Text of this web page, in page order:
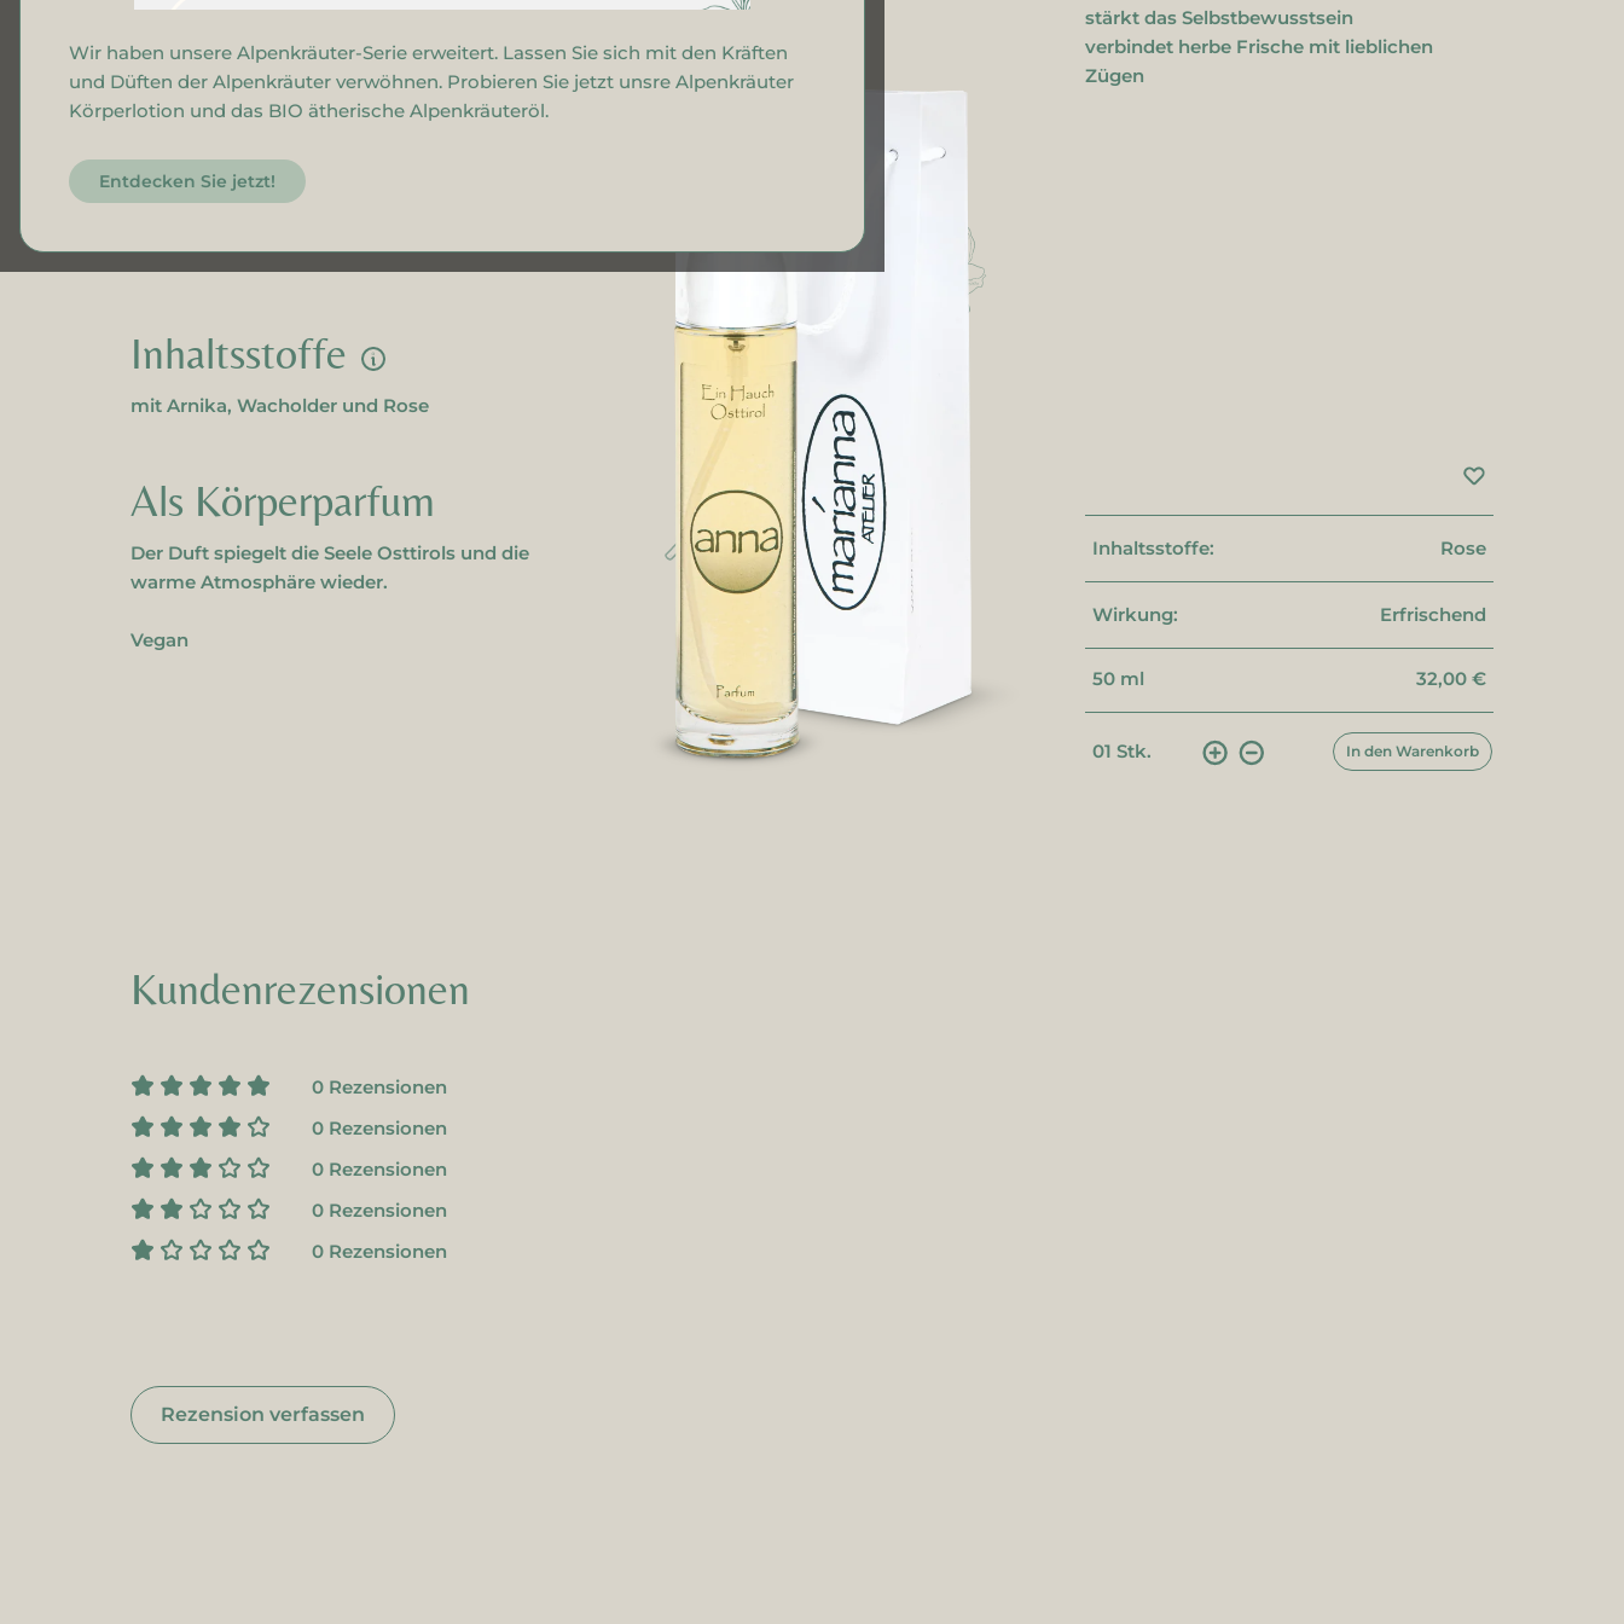
Inhaltsstoffe
mit Arnika, Wacholder und Rose
Als Körperparfum
Der Duft spiegelt die Seele Osttirols und die
warme Atmosphäre wieder.
Vegan
stärkt das Selbstbewusstsein
verbindet herbe Frische mit lieblichen
Zügen
Inhaltsstoffe: Rose
Wirkung: Erfrischend
50 ml 32,00 €
01 Stk. In den Warenkorb
Kundenrezensionen
0 Rezensionen
0 Rezensionen
0 Rezensionen
0 Rezensionen
0 Rezensionen
Rezension verfassen
Wir haben unsere Alpenkräuter-Serie erweitert. Lassen Sie sich mit den Kräften
und Düften der Alpenkräuter verwöhnen. Probieren Sie jetzt unsre Alpenkräuter
Körperlotion und das BIO ätherische Alpenkräuteröl.
Entdecken Sie jetzt!